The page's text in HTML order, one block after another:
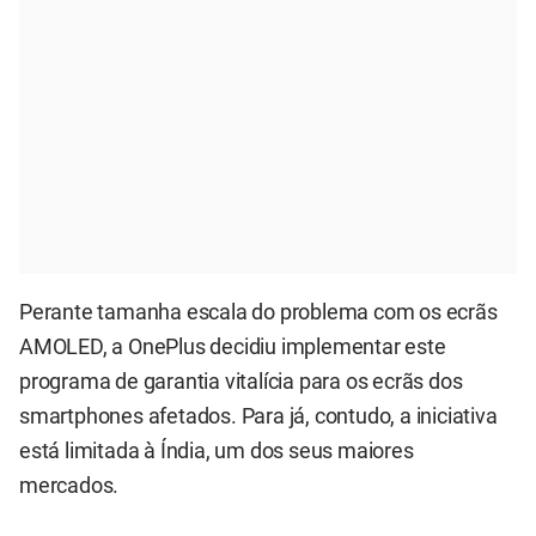
Perante tamanha escala do problema com os ecrãs
AMOLED, a OnePlus decidiu implementar este
programa de garantia vitalícia para os ecrãs dos
smartphones afetados. Para já, contudo, a iniciativa
está limitada à Índia, um dos seus maiores
mercados.